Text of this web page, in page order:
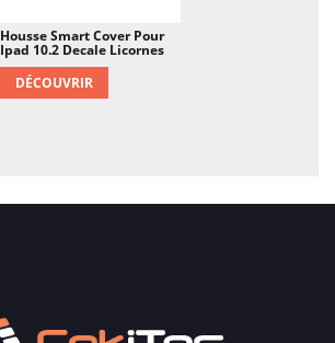
Housse Smart Cover Pour
Ipad 10.2 Decale Licornes
DÉCOUVRIR